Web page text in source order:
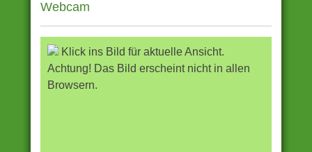
Webcam
Klick ins Bild für aktuelle Ansicht.
Achtung! Das Bild erscheint nicht in allen
Browsern.